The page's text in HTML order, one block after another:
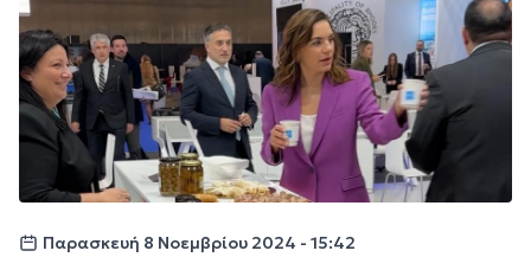
Παρασκευή 8 Νοεμβρίου 2024 - 15:42